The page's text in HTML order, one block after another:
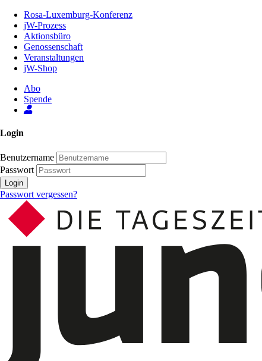
Inhalt
Seite
Rosa-Luxemburg-Konferenz
jW-Prozess
Aktionsbüro
Genossenschaft
Veranstaltungen
jW-Shop
Abo
Spende
Login
Benutzername
Passwort
Login
Passwort vergessen?